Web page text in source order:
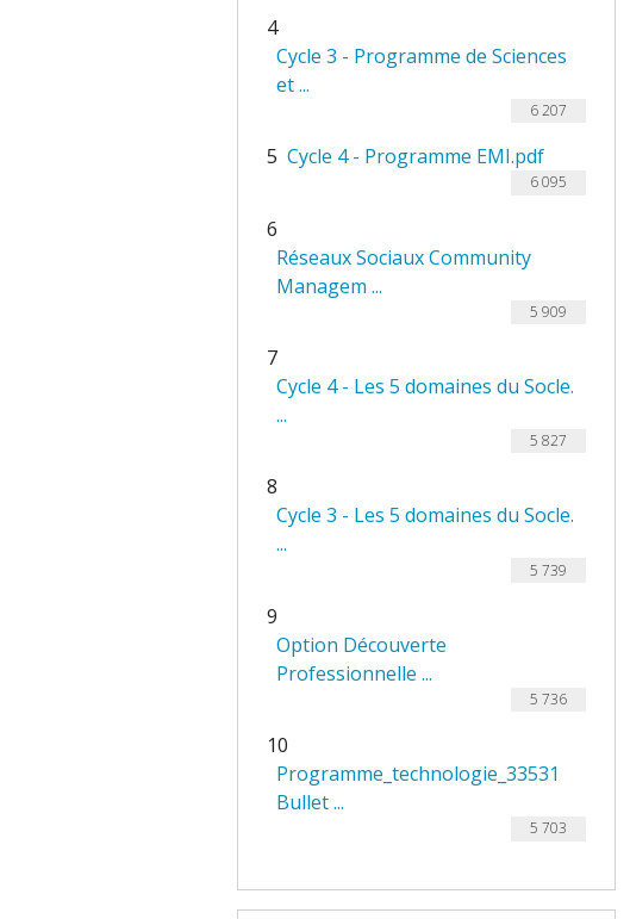
4
Cycle 3 - Programme de Sciences
et ...
6 207
5 Cycle 4 - Programme EMI.pdf
6 095
6
Réseaux Sociaux Community
Managem ...
5 909
7
Cycle 4 - Les 5 domaines du Socle.
...
5 827
8
Cycle 3 - Les 5 domaines du Socle.
...
5 739
9
Option Découverte
Professionnelle ...
5 736
10
Programme_technologie_33531
Bullet ...
5 703